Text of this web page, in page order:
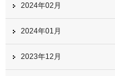
2024年02月
2024年01月
2023年12月